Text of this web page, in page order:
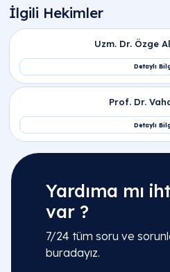
Yardıma mı
var ?
7/24 tüm soru ve
buradayız.